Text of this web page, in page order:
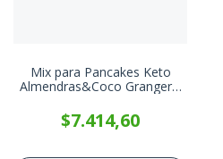
Mix para Pancakes Keto
Almendras&Coco Granger x
$7.414,60